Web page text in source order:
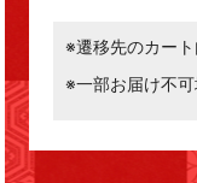
※遷移先のカート
※一部お届け不可